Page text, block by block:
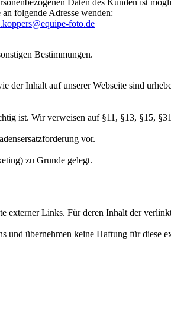
folgende Adresse wenden:
foto.de
Bestimmungen.
Inhalt auf unserer Webseite sind
ist. Wir verweisen auf §11, §13, §15,
vor.
zu Grunde gelegt.
Links. Für deren Inhalt der
übernehmen keine Haftung für diese